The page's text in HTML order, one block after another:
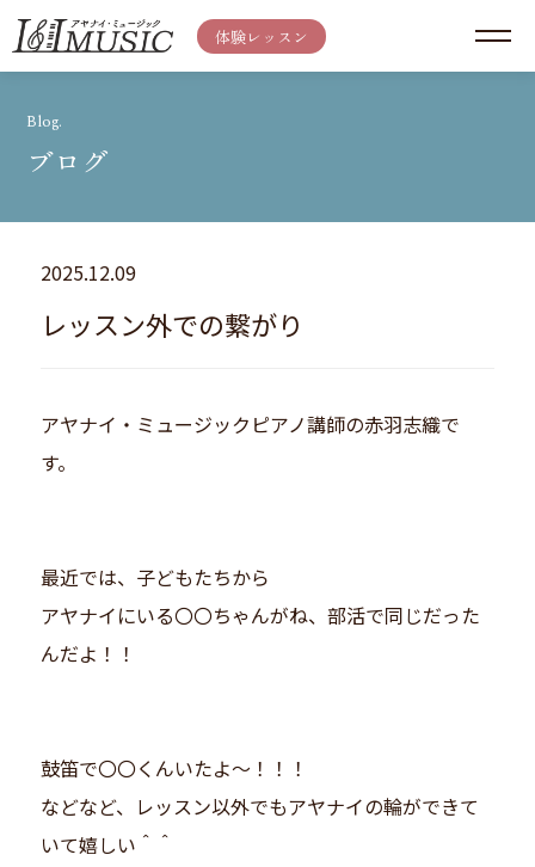
体験レッスン
Blog.
ブログ
2025.12.09
レッスン外での繋がり
アヤナイ・ミュージックピアノ講師の赤羽志織で
す。
最近では、子どもたちから
アヤナイにいる〇〇ちゃんがね、部活で同じだった
んだよ！！
鼓笛で〇〇くんいたよ〜！！！
などなど、レッスン以外でもアヤナイの輪ができて
いて嬉しい＾＾